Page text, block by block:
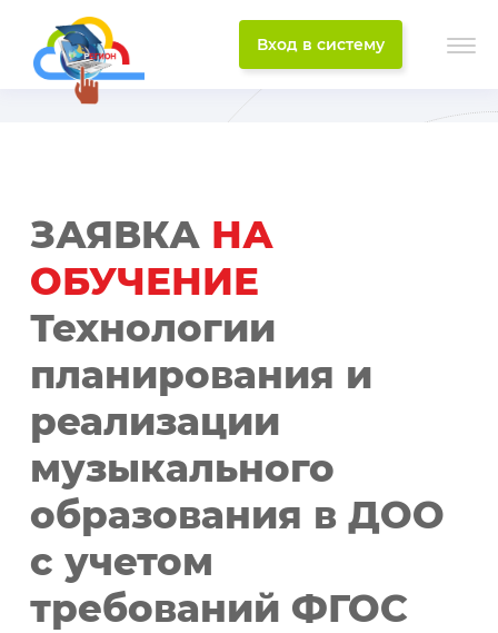
Вход в систему
ЗАЯВКА НА
ОБУЧЕНИЕ
Технологии
планирования и
реализации
музыкального
образования в ДОО
с учетом
требований ФГОС